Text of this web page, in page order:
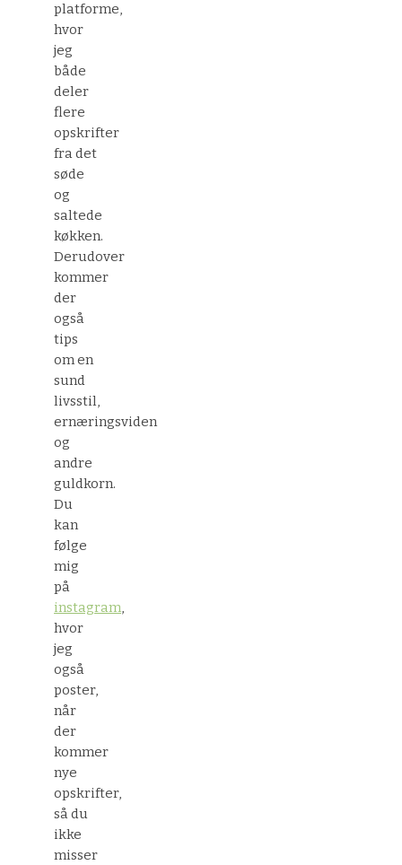
platforme,
hvor
jeg
både
deler
flere
opskrifter
fra det
søde
og
saltede
køkken.
Derudover
kommer
der
også
tips
om en
sund
livsstil,
ernæringsviden
og
andre
guldkorn.
Du
kan
følge
mig
på
instagram,
hvor
jeg
også
poster,
når
der
kommer
nye
opskrifter,
så du
ikke
misser